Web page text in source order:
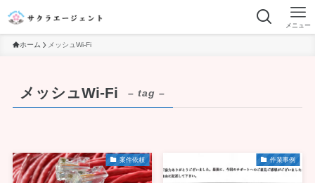
メニュー
ホーム メッシュWi-Fi
メッシュWi-Fi – tag –
案件依頼 作業事例